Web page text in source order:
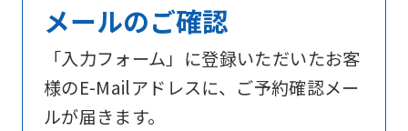
メールのご確認
「入力フォーム」に登録いただいたお客
様のE-Mailアドレスに、ご予約確認メー
ルが届きます。